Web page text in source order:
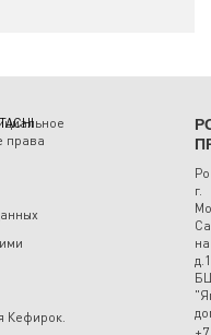
г.
БЦ
права
Кефирок.